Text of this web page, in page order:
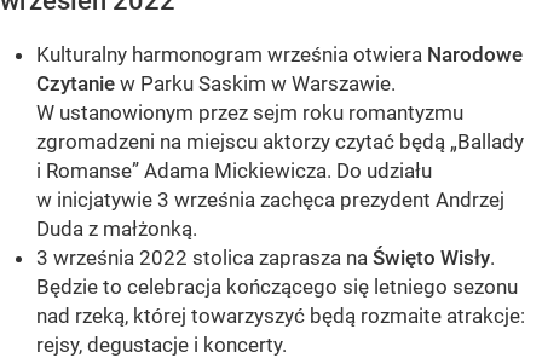
Kulturalny harmonogram września otwiera Narodowe
Czytanie w Parku Saskim w Warszawie.
W ustanowionym przez sejm roku romantyzmu
zgromadzeni na miejscu aktorzy czytać będą „Ballady
i Romanse” Adama Mickiewicza. Do udziału
w inicjatywie 3 września zachęca prezydent Andrzej
Duda z małżonką.
3 września 2022 stolica zaprasza na Święto Wisły.
Będzie to celebracja kończącego się letniego sezonu
nad rzeką, której towarzyszyć będą rozmaite atrakcje:
rejsy, degustacje i koncerty.